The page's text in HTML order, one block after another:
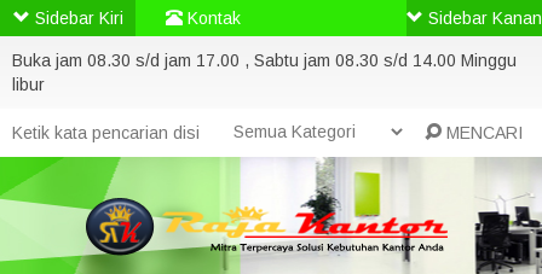
Buka jam 08.30 s/d jam 17.00 , Sabtu jam 08.30 s/d 14.00 Minggu
libur
MENCARI
Sidebar Kiri Kontak Sidebar Kanan